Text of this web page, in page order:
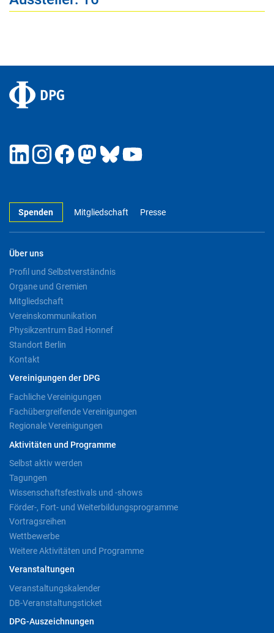
Spenden Mitgliedschaft Presse
Über uns
Profil und Selbstverständnis
Organe und Gremien
Mitgliedschaft
Vereinskommunikation
Physikzentrum Bad Honnef
Standort Berlin
Kontakt
Vereinigungen der DPG
Fachliche Vereinigungen
Fachübergreifende Vereinigungen
Regionale Vereinigungen
Aktivitäten und Programme
Selbst aktiv werden
Tagungen
Wissenschaftsfestivals und -shows
Förder-, Fort- und Weiterbildungsprogramme
Vortragsreihen
Wettbewerbe
Weitere Aktivitäten und Programme
Veranstaltungen
Veranstaltungskalender
DB-Veranstaltungsticket
DPG-Auszeichnungen